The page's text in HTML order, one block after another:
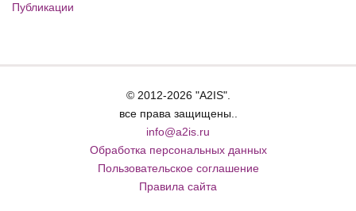
Публикации
© 2012-2026 "A2IS".
все права защищены..
info@a2is.ru
Обработка персональных данных
Пользовательское соглашение
Правила сайта